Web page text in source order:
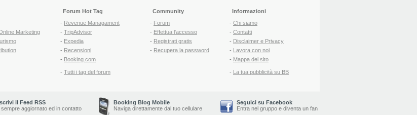
Marketing
Forum Hot Tag
- Revenue Managament
- TripAdvisor
- Expedia
- Recensioni
- Booking.com
- Tutti i tag del forum
Community
- Forum
- Effettua l'accesso
- Registrati gratis
- Recupera la password
Informazioni
- Chi siamo
- Contatti
- Disclaimer e Privacy
- Lavora con noi
- Mappa del sito
- La tua pubblicità su BB
il Feed RSS
sempre aggiornato ed in contatto
Booking Blog Mobile
Naviga direttamente dal tuo cellulare
Seguici su Facebook
Entra nel gruppo e diventa un fan